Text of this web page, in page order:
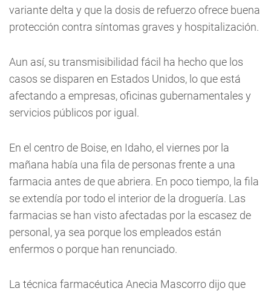
variante delta y que la dosis de refuerzo ofrece buena
protección contra síntomas graves y hospitalización.
Aun así, su transmisibilidad fácil ha hecho que los
casos se disparen en Estados Unidos, lo que está
afectando a empresas, oficinas gubernamentales y
servicios públicos por igual.
En el centro de Boise, en Idaho, el viernes por la
mañana había una fila de personas frente a una
farmacia antes de que abriera. En poco tiempo, la fila
se extendía por todo el interior de la droguería. Las
farmacias se han visto afectadas por la escasez de
personal, ya sea porque los empleados están
enfermos o porque han renunciado.
La técnica farmacéutica Anecia Mascorro dijo que